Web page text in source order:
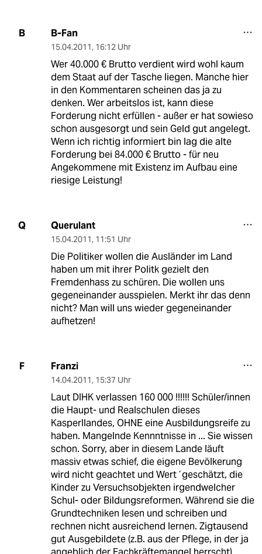
B B-Fan
15.04.2011, 16:12 Uhr
Wer 40.000 € Brutto verdient wird wohl kaum
dem Staat auf der Tasche liegen. Manche hier
in den Kommentaren scheinen das ja zu
denken. Wer arbeitslos ist, kann diese
Forderung nicht erfüllen - außer er hat sowieso
schon ausgesorgt und sein Geld gut angelegt.
Wenn ich richtig informiert bin lag die alte
Forderung bei 84.000 € Brutto - für neu
Angekommene mit Existenz im Aufbau eine
riesige Leistung!
Q Querulant
15.04.2011, 11:51 Uhr
Die Politiker wollen die Ausländer im Land
haben um mit ihrer Politk gezielt den
Fremdenhass zu schüren. Die wollen uns
gegeneinander ausspielen. Merkt ihr das denn
nicht? Man will uns wieder gegeneinander
aufhetzen!
F Franzi
14.04.2011, 15:37 Uhr
Laut DIHK verlassen 160 000 !!!!!! Schüler/innen
die Haupt- und Realschulen dieses
Kasperllandes, OHNE eine Ausbildungsreife zu
haben. Mangelnde Kennntnisse in ... Sie wissen
schon. Sorry, aber in diesem Lande läuft
massiv etwas schief, die eigene Bevölkerung
wird nicht geachtet und Wert´geschätzt, die
Kinder zu Versuchsobjekten irgendwelcher
Schul- oder Bildungsreformen. Während sie die
Grundtechniken lesen und schreiben und
rechnen nicht ausreichend lernen. Zigtausend
gut Ausgebildete (z.B. aus der Pflege, in der ja